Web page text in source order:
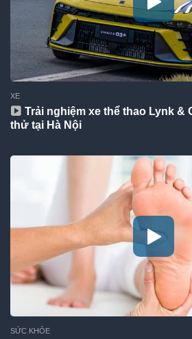
XE
Trải nghiệm xe thể thao Lynk &
thử tại Hà Nội
SỨC KHỎE